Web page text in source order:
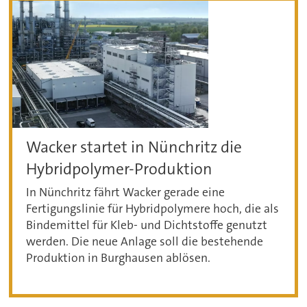
Wacker startet in Nünchritz die
Hybridpolymer-Produktion
In Nünchritz fährt Wacker gerade eine
Fertigungslinie für Hybridpolymere hoch, die als
Bindemittel für Kleb- und Dichtstoffe genutzt
werden. Die neue Anlage soll die bestehende
Produktion in Burghausen ablösen.